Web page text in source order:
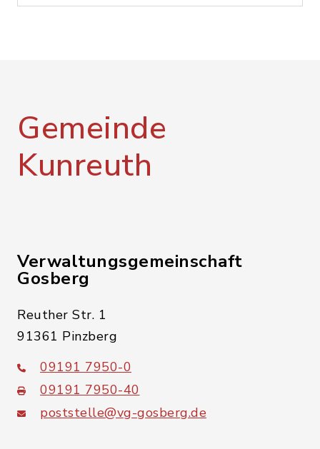
Gemeinde
Kunreuth
Verwaltungsgemeinschaft
Gosberg
Reuther Str. 1
91361 Pinzberg
09191 7950-0
09191 7950-40
poststelle@vg-gosberg.de